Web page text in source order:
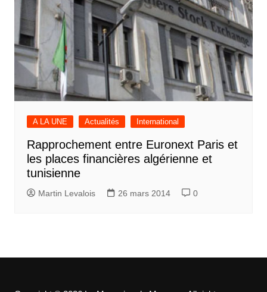
A LA UNE Actualités International
Rapprochement entre Euronext Paris et
les places financières algérienne et
tunisienne
Martin Levalois 26 mars 2014 0